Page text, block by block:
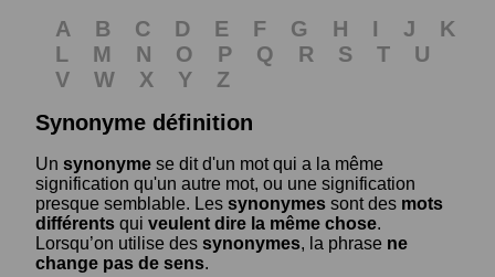
A B C D E F G H I J
K
L
M N O P Q R S T
U
V
W X Y
Z
Synonyme définition
Un synonyme se dit d'un mot qui a la même
signification qu'un autre mot, ou une signification
presque semblable. Les synonymes sont des mots
différents qui veulent dire la même chose.
Lorsqu’on utilise des synonymes, la phrase ne
change pas de sens.